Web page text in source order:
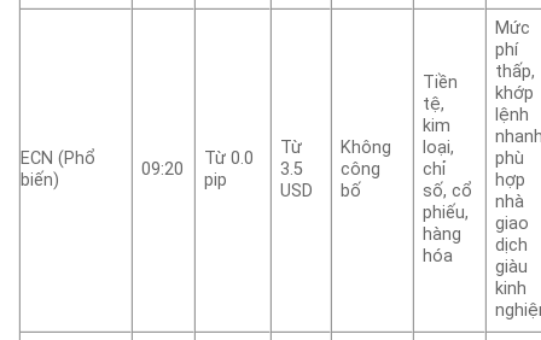
ECN (Phổ
biến)
09:20
Từ 0.0
pip
Từ
3.5
USD
Không
công
bố
Tiền
tệ,
kim
loại,
chỉ
số, cổ
phiếu,
hàng
hóa
Mức
phí
thấp,
khớp
lệnh
phù
hợp
nhà
giao
dịch
giàu
kinh